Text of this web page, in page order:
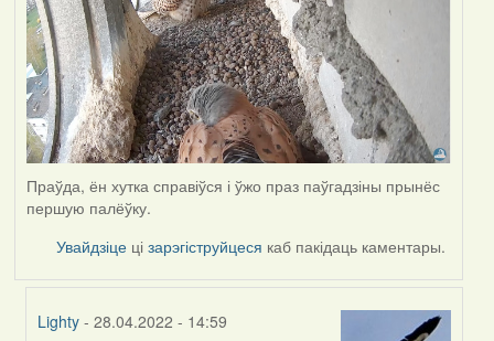
Праўда, ён хутка справіўся і ўжо праз паўгадзіны прынёс
першую палёўку.
Увайдзіце цізарэгіструйцеся каб пакідаць каментары.
Lighty - 28.04.2022 - 14:59